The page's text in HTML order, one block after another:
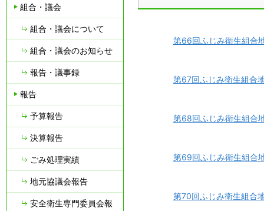
第66回ふじみ衛生組合
第67回ふじみ衛生組合
第68回ふじみ衛生組合
第69回ふじみ衛生組合
第70回ふじみ衛生組合
組合・議会
組合・議会について
組合・議会のお知らせ
報告・議事録
報告
予算報告
決算報告
ごみ処理実績
地元協議会報告
安全衛生専門委員会報